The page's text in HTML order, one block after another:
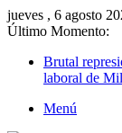
jueves , 6 agosto
Último Momento:
Brutal
laboral de
Menú